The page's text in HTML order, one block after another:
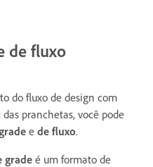
de fluxo
do fluxo de design com
pranchetas, você pode
e de fluxo.
gradeé um formato de